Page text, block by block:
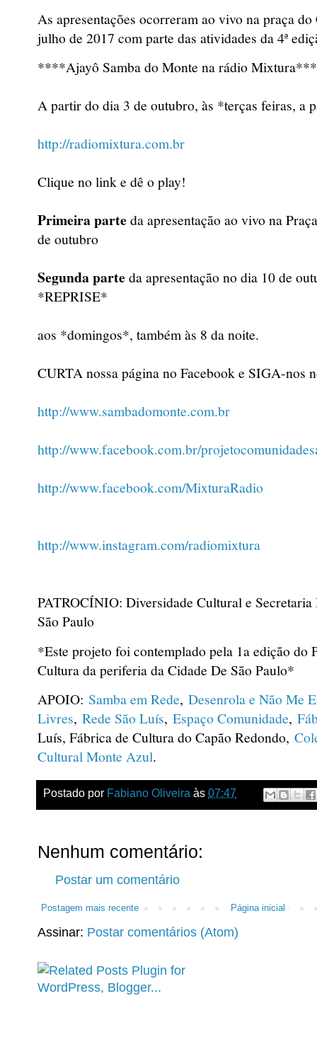
As apresentações ocorreram ao vivo na praça
julho de 2017 com parte das atividades da 4ª
****Ajayô Samba do Monte na rádio
A partir do dia 3 de outubro, às *terças feiras, a
http://radiomixtura.com.br
Clique no link e dê o play!
Primeira parteda apresentação ao vivo na
de outubro
Segunda parteda apresentação no dia 10 de
*REPRISE*
aos *domingos*, também às 8 da noite.
CURTA nossa página no Facebook e SIGA-nos
http://www.sambadomonte.com.br
http://www.facebook.com.br/
http://www.facebook.com/MixturaRadio
http://www.instagram.com/radiomixtura
PATROCÍNIO: Diversidade Cultural e
São Paulo
*Este projeto foi contemplado pela 1a edição do
Cultura da periferia da Cidade De São Paulo*
APOIO: Samba em Rede, Desenrola e Não Me
Livres, Rede São Luís, Espaço Comunidade,
Luís, Fábrica de Cultura do Capão Redondo,
Cultural Monte Azul.
Postado por Fabiano Oliveira às 07:47
Nenhum comentário:
Postar um comentário
Postagem mais recente Página inicial
Assinar: Postar comentários (Atom)